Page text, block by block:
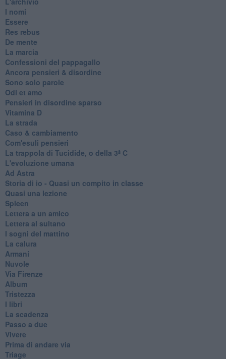
I nomi
Essere
Res rebus
De mente
La marcia
Confessioni del pappagallo
Ancora pensieri & disordine
Sono solo parole
Odi et amo
Pensieri in disordine sparso
Vitamina D
La strada
Caso & cambiamento
Com'esuli pensieri
La trappola di Tucidide, o della 3ª C
L'evoluzione umana
Ad Astra
Storia di io - Quasi un compito in classe
Quasi una lezione
Spleen
Lettera a un amico
Lettera al sultano
I sogni del mattino
La calura
Armani
Nuvole
Via Firenze
Album
Tristezza
I libri
La scadenza
Passo a due
Vivere
Prima di andare via
Triage